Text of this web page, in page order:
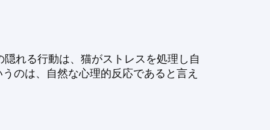
れる行動は、猫がストレスを処理し自
のは、自然な心理的反応であると言え